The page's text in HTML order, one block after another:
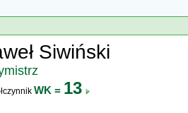
Siwiński
WK = 13